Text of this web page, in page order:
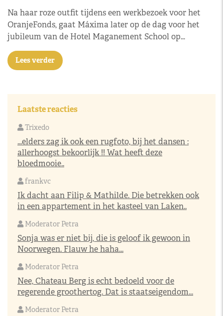
Na haar roze outfit tijdens een werkbezoek voor het
OranjeFonds, gaat Máxima later op de dag voor het
jubileum van de Hotel Maganement School op…
Lees verder
Laatste reacties
Trixedo
...elders zag ik ook een rugfoto, bij het dansen :
allerhoogst bekoorlijk !! Wat heeft deze
bloedmooie..
frankvc
Ik dacht aan Filip & Mathilde. Die betrekken ook
in een appartement in het kasteel van Laken..
Moderator Petra
Sonja was er niet bij, die is geloof ik gewoon in
Noorwegen. Flauw he haha...
Moderator Petra
Nee, Chateau Berg is echt bedoeld voor de
regerende groothertog. Dat is staatseigendom...
Moderator Petra